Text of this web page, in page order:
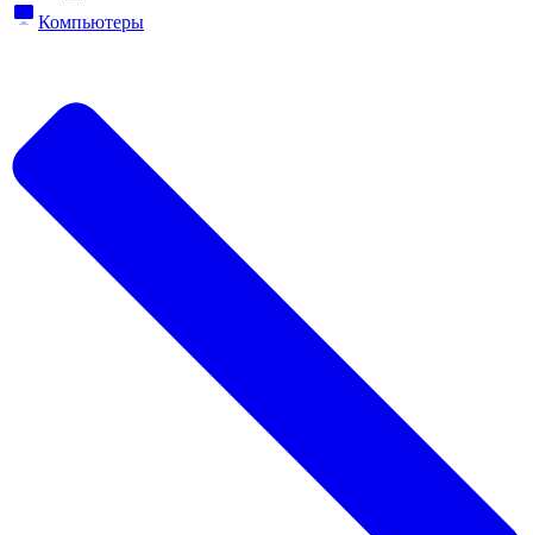
Компьютеры